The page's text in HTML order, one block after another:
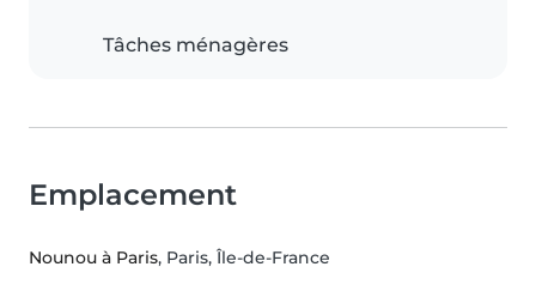
Tâches ménagères
Emplacement
Nounou à Paris, Paris, Île-de-France